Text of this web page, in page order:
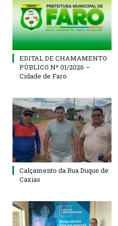
EDITAL DE CHAMAMENTO
PÚBLICO Nº 01/2026 –
Cidade de Faro
Calçamento da Rua Duque de
Caxias